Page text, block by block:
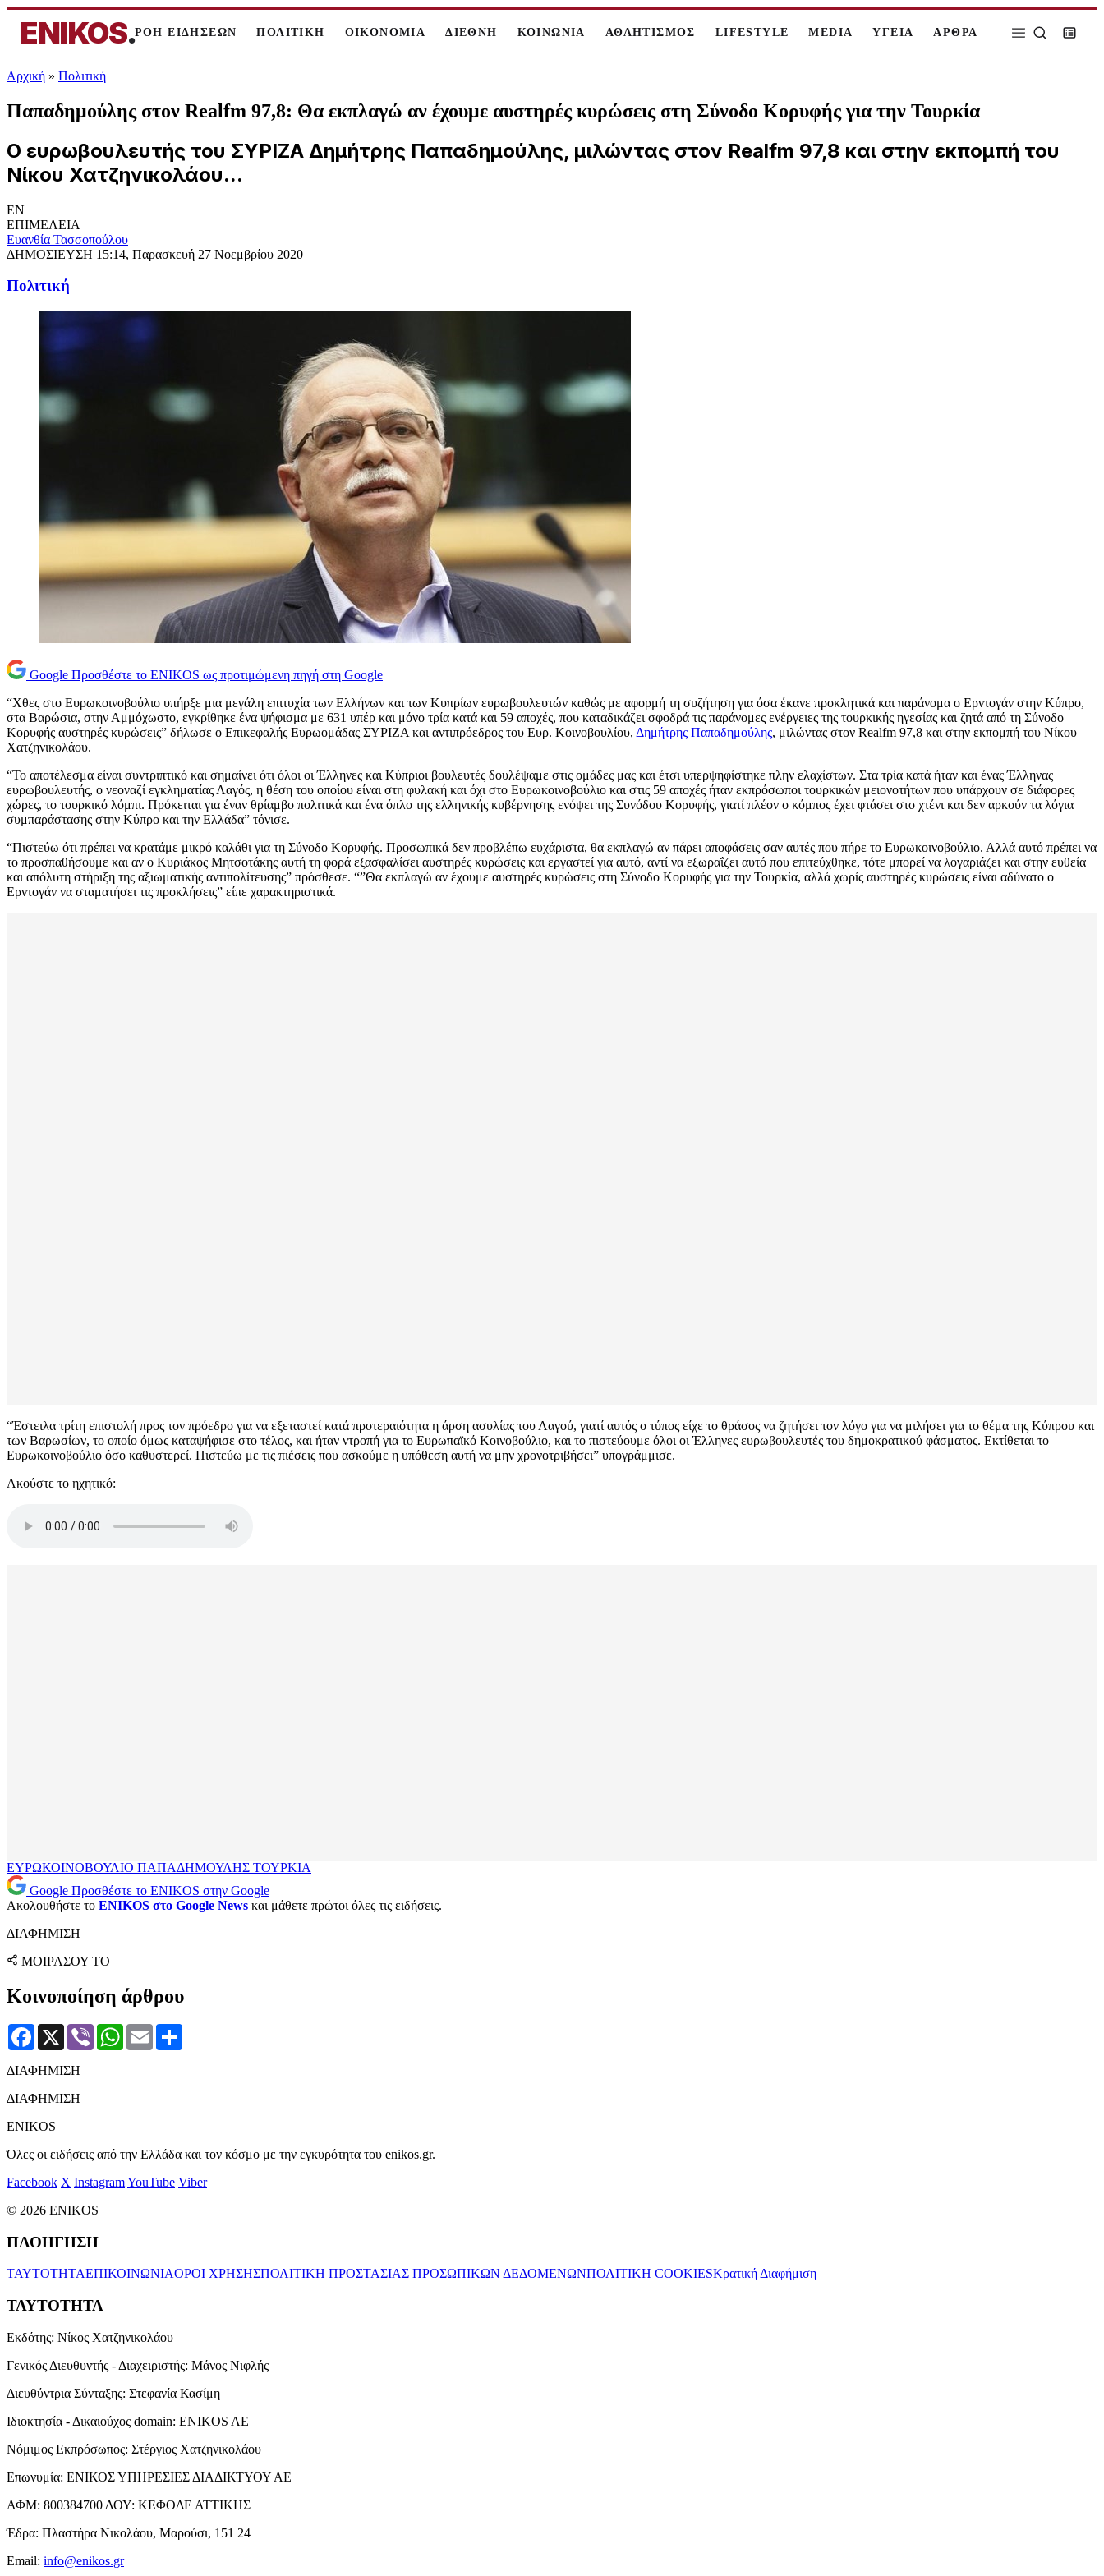
ENIKOS.ΡΟΗ ΕΙΔΗΣΕΩΝ ΠΟΛΙΤΙΚΗ ΟΙΚΟΝΟΜΙΑ ΔΙΕΘΝΗ ΚΟΙΝΩΝΙΑ ΑΘΛΗΤΙΣΜΟΣ LIFESTYLE MEDIA ΥΓΕΙΑ ΑΡΘΡΑ
Αρχική » Πολιτική
Παπαδημούλης στον Realfm 97,8: Θα εκπλαγώ αν έχουμε αυστηρές κυρώσεις στη Σύνοδο Κορυφής για την Τουρκία
Ο ευρωβουλευτής του ΣΥΡΙΖΑ Δημήτρης Παπαδημούλης, μιλώντας στον Realfm 97,8 και στην εκπομπή του
Νίκου Χατζηνικολάου...
EN
ΕΠΙΜΕΛΕΙΑ
Ευανθία Τασσοπούλου
ΔΗΜΟΣΙΕΥΣΗ 15:14, Παρασκευή 27 Νοεμβρίου 2020
Πολιτική
Google Προσθέστε το ENIKOS ως προτιμώμενη πηγή στη Google
“Χθες στο Ευρωκοινοβούλιο υπήρξε μια μεγάλη επιτυχία των Ελλήνων και των Κυπρίων ευρωβουλευτών καθώς με αφορμή τη συζήτηση για όσα έκανε προκλητικά και παράνομα ο Ερντογάν στην Κύπρο,
στα Βαρώσια, στην Αμμόχωστο, εγκρίθηκε ένα ψήφισμα με 631 υπέρ και μόνο τρία κατά και 59 αποχές, που καταδικάζει σφοδρά τις παράνομες ενέργειες της τουρκικής ηγεσίας και ζητά από τη Σύνοδο
Κορυφής αυστηρές κυρώσεις” δήλωσε ο Επικεφαλής Ευρωομάδας ΣΥΡΙΖΑ και αντιπρόεδρος του Ευρ. Κοινοβουλίου, Δημήτρης Παπαδημούλης, μιλώντας στον Realfm 97,8 και στην εκπομπή του Νίκου
Χατζηνικολάου.
“Το αποτέλεσμα είναι συντριπτικό και σημαίνει ότι όλοι οι Έλληνες και Κύπριοι βουλευτές δουλέψαμε στις ομάδες μας και έτσι υπερψηφίστηκε πλην ελαχίστων. Στα τρία κατά ήταν και ένας Έλληνας
ευρωβουλευτής, ο νεοναζί εγκληματίας Λαγός, η θέση του οποίου είναι στη φυλακή και όχι στο Ευρωκοινοβούλιο και στις 59 αποχές ήταν εκπρόσωποι τουρκικών μειονοτήτων που υπάρχουν σε διάφορες
χώρες, το τουρκικό λόμπι. Πρόκειται για έναν θρίαμβο πολιτικά και ένα όπλο της ελληνικής κυβέρνησης ενόψει της Συνόδου Κορυφής, γιατί πλέον ο κόμπος έχει φτάσει στο χτένι και δεν αρκούν τα λόγια
συμπαράστασης στην Κύπρο και την Ελλάδα” τόνισε.
“Πιστεύω ότι πρέπει να κρατάμε μικρό καλάθι για τη Σύνοδο Κορυφής. Προσωπικά δεν προβλέπω ευχάριστα, θα εκπλαγώ αν πάρει αποφάσεις σαν αυτές που πήρε το Ευρωκοινοβούλιο. Αλλά αυτό πρέπει να
το προσπαθήσουμε και αν ο Κυριάκος Μητσοτάκης αυτή τη φορά εξασφαλίσει αυστηρές κυρώσεις και εργαστεί για αυτό, αντί να εξωραΐζει αυτό που επιτεύχθηκε, τότε μπορεί να λογαριάζει και στην ευθεία
και απόλυτη στήριξη της αξιωματικής αντιπολίτευσης” πρόσθεσε. “”Θα εκπλαγώ αν έχουμε αυστηρές κυρώσεις στη Σύνοδο Κορυφής για την Τουρκία, αλλά χωρίς αυστηρές κυρώσεις είναι αδύνατο ο
Ερντογάν να σταματήσει τις προκλήσεις” είπε χαρακτηριστικά.
“Έστειλα τρίτη επιστολή προς τον πρόεδρο για να εξεταστεί κατά προτεραιότητα η άρση ασυλίας του Λαγού, γιατί αυτός ο τύπος είχε το θράσος να ζητήσει τον λόγο για να μιλήσει για το θέμα της Κύπρου και
των Βαρωσίων, το οποίο όμως καταψήφισε στο τέλος, και ήταν ντροπή για το Ευρωπαϊκό Κοινοβούλιο, και το πιστεύουμε όλοι οι Έλληνες ευρωβουλευτές του δημοκρατικού φάσματος. Εκτίθεται το
Ευρωκοινοβούλιο όσο καθυστερεί. Πιστεύω με τις πιέσεις που ασκούμε η υπόθεση αυτή να μην χρονοτριβήσει” υπογράμμισε.
Ακούστε το ηχητικό:
ΕΥΡΩΚΟΙΝΟΒΟΥΛΙΟ ΠΑΠΑΔΗΜΟΥΛΗΣ ΤΟΥΡΚΙΑ
Google Προσθέστε το ENIKOS στην Google
Ακολουθήστε το ENIKOS στο Google News και μάθετε πρώτοι όλες τις ειδήσεις.
ΔΙΑΦΗΜΙΣΗ
ΜΟΙΡΑΣΟΥ ΤΟ
Κοινοποίηση άρθρου
Facebook
X Viber WhatsApp
Email
ΔΙΑΦΗΜΙΣΗ
ΔΙΑΦΗΜΙΣΗ
ENIKOS
Όλες οι ειδήσεις από την Ελλάδα και τον κόσμο με την εγκυρότητα του enikos.gr.
Facebook X InstagramYouTube Viber
© 2026 ENIKOS
ΠΛΟΗΓΗΣΗ
ΤΑΥΤΟΤΗΤΑΕΠΙΚΟΙΝΩΝΙΑΟΡΟΙ ΧΡΗΣΗΣΠΟΛΙΤΙΚΗ ΠΡΟΣΤΑΣΙΑΣ ΠΡΟΣΩΠΙΚΩΝ ΔΕΔΟΜΕΝΩΝΠΟΛΙΤΙΚΗ COOKIESΚρατική Διαφήμιση
ΤΑΥΤΟΤΗΤΑ
Εκδότης: Νίκος Χατζηνικολάου
Γενικός Διευθυντής - Διαχειριστής: Μάνος Νιφλής
Διευθύντρια Σύνταξης: Στεφανία Κασίμη
Ιδιοκτησία - Δικαιούχος domain: ENIKOS AE
Νόμιμος Εκπρόσωπος: Στέργιος Χατζηνικολάου
Επωνυμία: ΕΝΙΚΟΣ ΥΠΗΡΕΣΙΕΣ ΔΙΑΔΙΚΤΥΟΥ ΑΕ
ΑΦΜ: 800384700 ΔΟΥ: ΚΕΦΟΔΕ ΑΤΤΙΚΗΣ
Έδρα: Πλαστήρα Νικολάου, Μαρούσι, 151 24
Email: info@enikos.gr